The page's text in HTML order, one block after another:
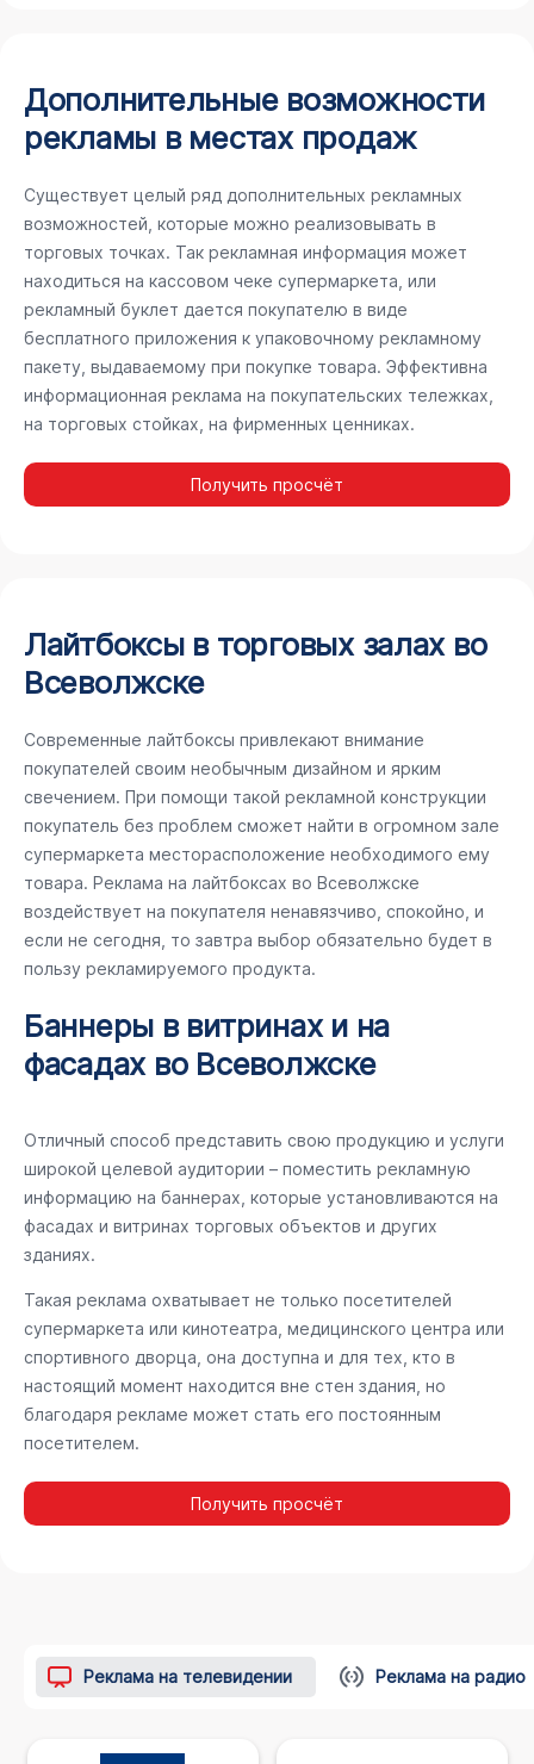
Дополнительные возможности
рекламы в местах продаж
Существует целый ряд дополнительных рекламных
возможностей, которые можно реализовывать в
торговых точках. Так рекламная информация может
находиться на кассовом чеке супермаркета, или
рекламный буклет дается покупателю в виде
бесплатного приложения к упаковочному рекламному
пакету, выдаваемому при покупке товара. Эффективна
информационная реклама на покупательских тележках,
на торговых стойках, на фирменных ценниках.
Получить просчёт
Лайтбоксы в торговых залах во
Всеволжске
Современные лайтбоксы привлекают внимание
покупателей своим необычным дизайном и ярким
свечением. При помощи такой рекламной конструкции
покупатель без проблем сможет найти в огромном зале
супермаркета месторасположение необходимого ему
товара. Реклама на лайтбоксах во Всеволжске
воздействует на покупателя ненавязчиво, спокойно, и
если не сегодня, то завтра выбор обязательно будет в
пользу рекламируемого продукта.
Баннеры в витринах и на
фасадах во Всеволжске
Отличный способ представить свою продукцию и услуги
широкой целевой аудитории – поместить рекламную
информацию на баннерах, которые установливаются на
фасадах и витринах торговых объектов и других
зданиях.
Такая реклама охватывает не только посетителей
супермаркета или кинотеатра, медицинского центра или
спортивного дворца, она доступна и для тех, кто в
настоящий момент находится вне стен здания, но
благодаря рекламе может стать его постоянным
посетителем.
Получить просчёт
Реклама на телевидении Реклама на радио